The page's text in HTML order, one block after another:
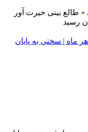
» طالع بینی حیرت آور
رسید
ماه | سختی به پایان